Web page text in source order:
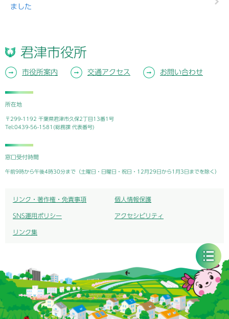
ました
君津市役所
市役所案内 交通アクセス お問い合わせ
所在地
〒299-1192 千葉県君津市久保2丁目13番1号
Tel:0439-56-1581(総務課 代表番号)
窓口受付時間
午前9時から午後4時30分まで（土曜日・日曜日・祝日・12月29日から1月3日までを除く）
リンク・著作権・免責事項 個人情報保護
SNS運用ポリシー アクセシビリティ
リンク集